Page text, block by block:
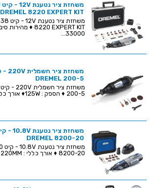
DREMEL 8220 EXPERT KIT
33000...
DREMEL 200-5
200-5 ♦ הספק : 125W♦ אורך כללי ...
DREMEL 8200-20
8200-20 ♦ אורך כללי : 220MM♦ מ...